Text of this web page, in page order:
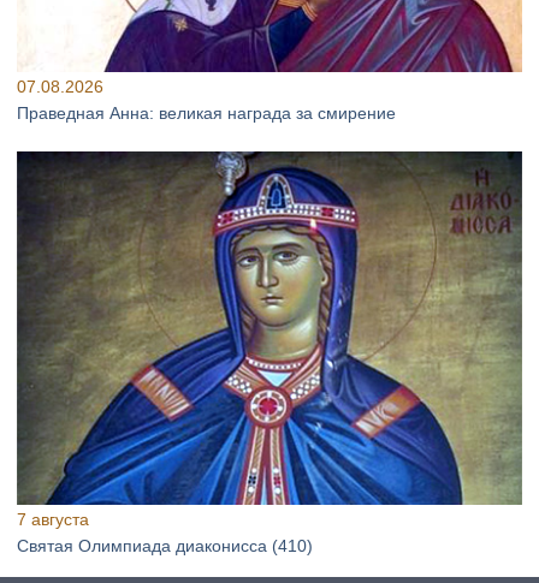
07.08.2026
Праведная Анна: великая награда за смирение
7 августа
Святая Олимпиада диаконисса (410)